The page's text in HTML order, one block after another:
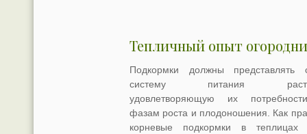
Тепличный опыт
Подкормки должны представлять
систему питания
удовлетворяющую их
фазам роста и плодоношения. Как
корневые подкормки в теплицах